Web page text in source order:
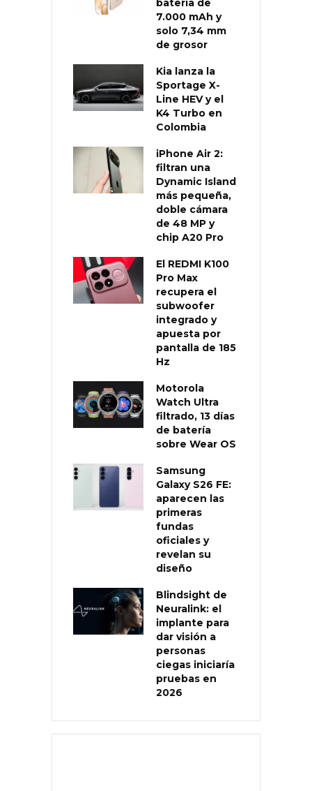
batería de
7.000 mAh y
solo 7,34 mm
de grosor
Kia lanza la
Sportage X-
Line HEV y el
K4 Turbo en
Colombia
iPhone Air 2:
filtran una
Dynamic Island
más pequeña,
doble cámara
de 48 MP y
chip A20 Pro
El REDMI K100
Pro Max
recupera el
subwoofer
integrado y
apuesta por
pantalla de 185
Hz
Motorola
Watch Ultra
filtrado, 13 días
de batería
sobre Wear OS
Samsung
Galaxy S26 FE:
aparecen las
primeras
fundas
oficiales y
revelan su
diseño
Blindsight de
Neuralink: el
implante para
dar visión a
personas
ciegas iniciaría
pruebas en
2026